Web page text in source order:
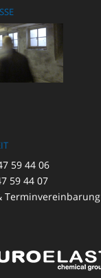
59 44 06
59 44 07
Terminvereinbarung